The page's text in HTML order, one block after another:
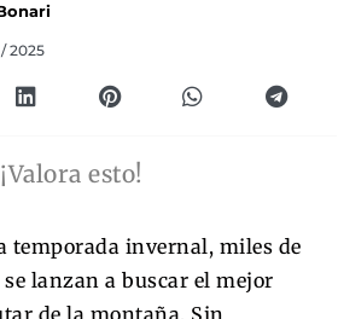
2025
¡Valora esto!
temporada invernal, miles de
lanzan a buscar el mejor
de la montaña. Sin